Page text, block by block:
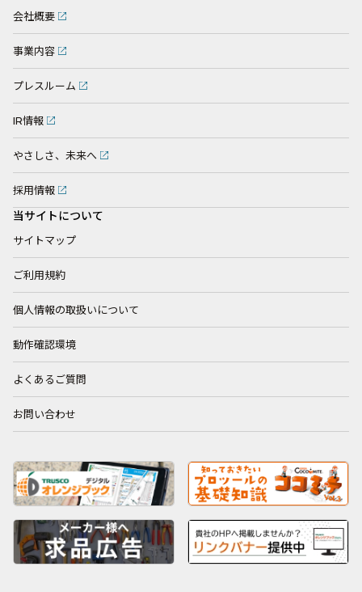
会社概要
事業内容
プレスルーム
IR情報
やさしさ、未来へ
採用情報
当サイトについて
サイトマップ
ご利用規約
個人情報の取扱いについて
動作確認環境
よくあるご質問
お問い合わせ